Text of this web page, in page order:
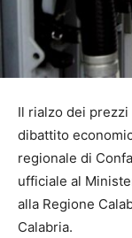
Il rialzo dei
dibattito
regionale di
ufficiale al
alla Regione
Calabria.